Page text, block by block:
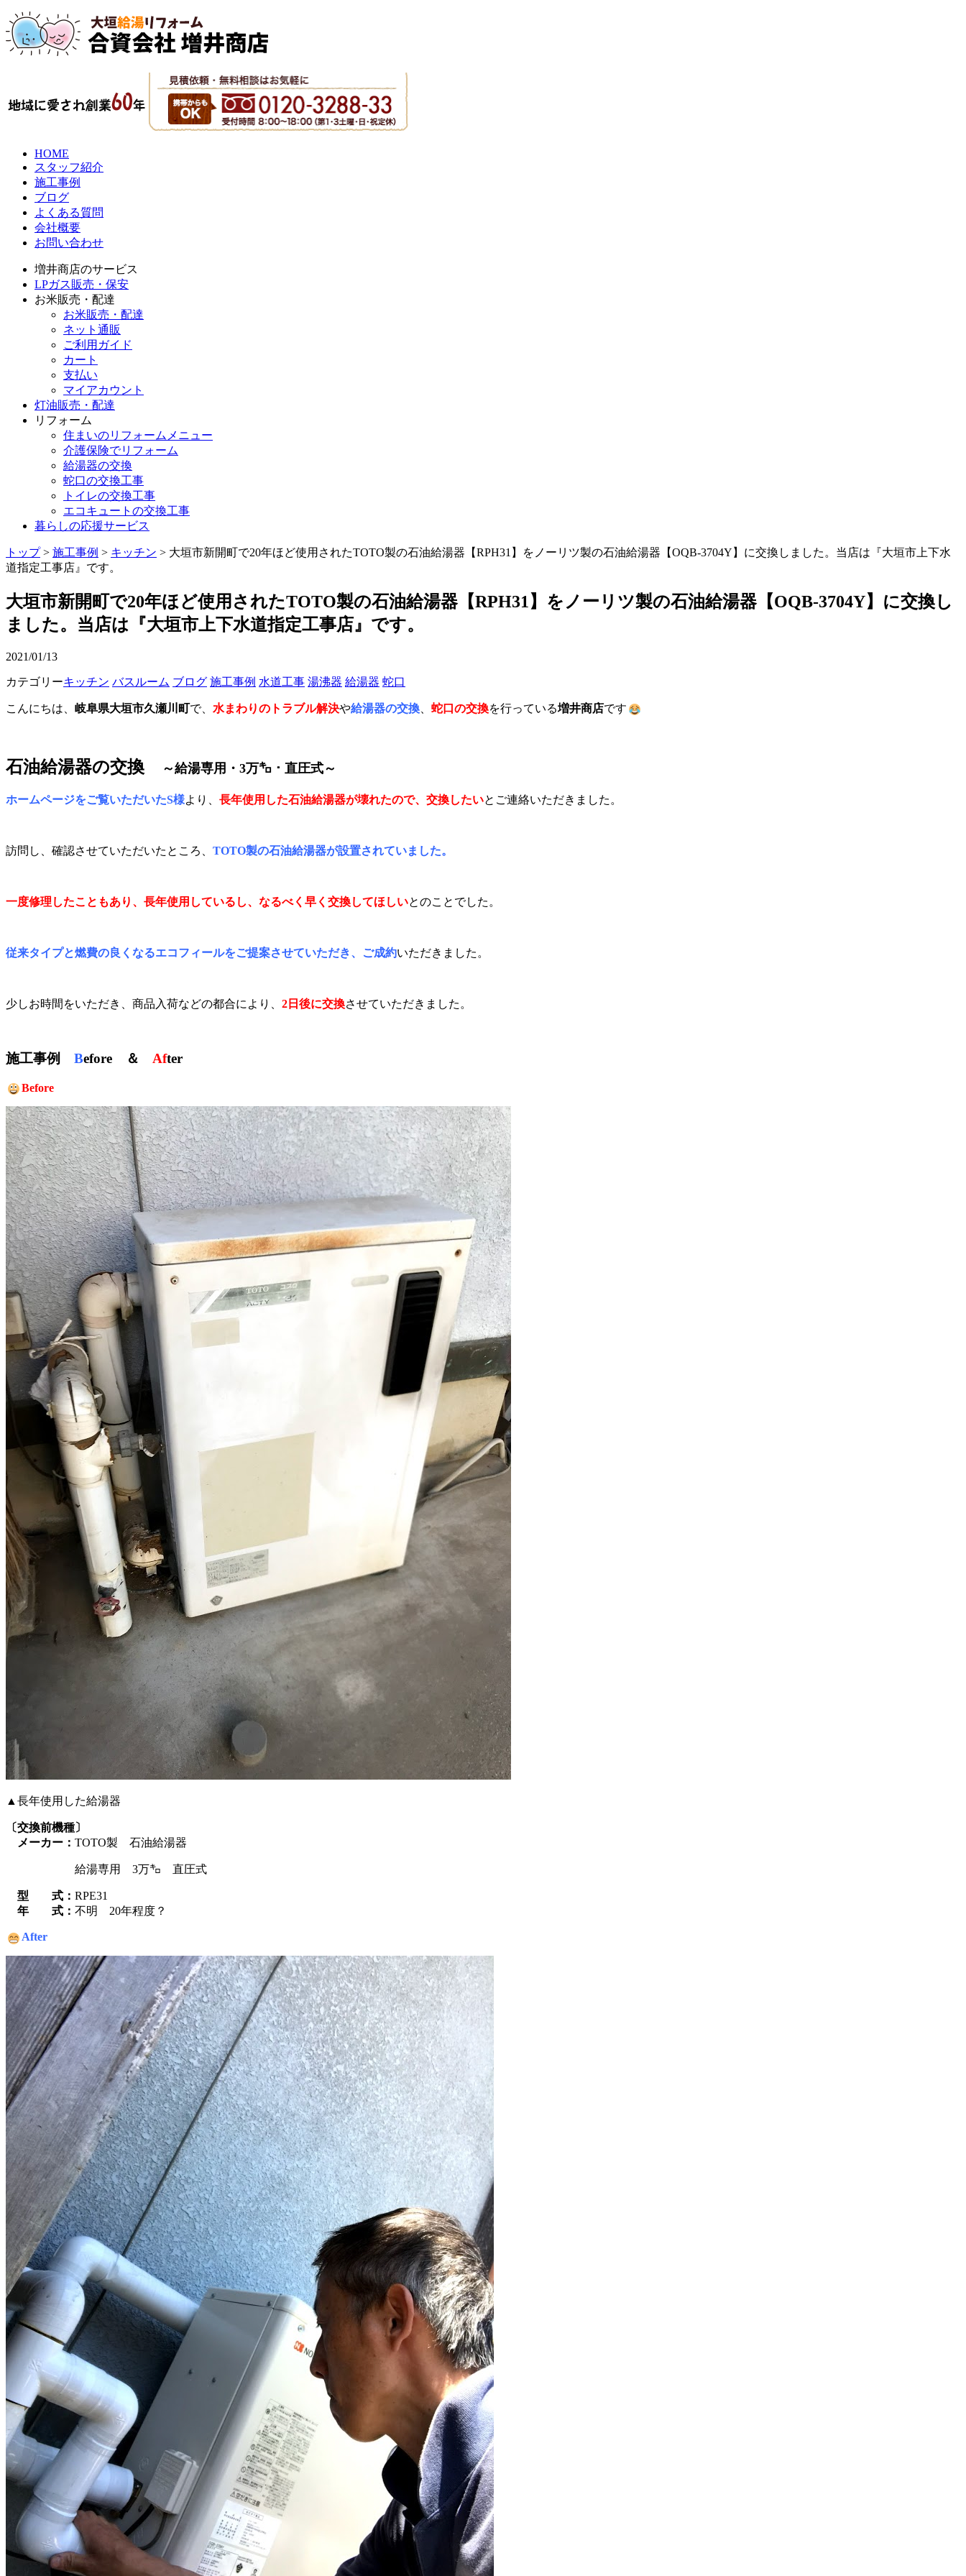
HOME
スタッフ紹介
施工事例
ブログ
よくある質問
会社概要
お問い合わせ
増井商店のサービス
LPガス販売・保安
お米販売・配達
お米販売・配達
ネット通販
ご利用ガイド
カート
支払い
マイアカウント
灯油販売・配達
リフォーム
住まいのリフォームメニュー
介護保険でリフォーム
給湯器の交換
蛇口の交換工事
トイレの交換工事
エコキュートの交換工事
暮らしの応援サービス
トップ> 施工事例 > キッチン > 大垣市新開町で20年ほど使用されたTOTO製の石油給湯器【RPH31】をノーリツ製の石油給湯器【OQB-3704Y】に交換しました。当店は『大垣市上下水
道指定工事店』です。
大垣市新開町で20年ほど使用されたTOTO製の石油給湯器【RPH31】をノーリツ製の石油給湯器【OQB-3704Y】に交換し
ました。当店は『大垣市上下水道指定工事店』です。
2021/01/13
カテゴリーキッチン バスルーム ブログ 施工事例 水道工事 湯沸器 給湯器 蛇口
こんにちは、 岐阜県大垣市久瀬川町で、 水まわりのトラブル解決や給湯器の交換 蛇口の交換を行っている増井商店です
石油給湯器の交換 ～給湯専用・3万㌔・直圧式～
ホームページをご覧いただいたS様より、 長年使用した石油給湯器が壊れたので、交換したいとご連絡いただきました。
訪問し、確認させていただいたところ、 TOTO製の石油給湯器が設置されていました。
一度修理したこともあり、長年使用しているし、なるべく早く交換してほしいとのことでした。
従来タイプと燃費の良くなるエコフィールをご提案させていただき、ご成約いただきました。
少しお時間をいただき、商品入荷などの都合により、 2日後に交換させていただきました。
施工事例 Before ＆ After
Before
▲長年使用した給湯器
〔交換前機種〕
メーカー： TOTO製 石油給湯器
給湯専用 3万㌔ 直圧式
型 式： RPE31
年 式： 不明 20年程度？
After